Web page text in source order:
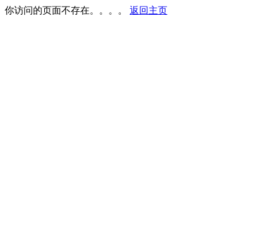
你访问的页面不存在。。。。 返回主页